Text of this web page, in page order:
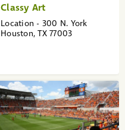
Classy Art
Location - 300 N. York
Houston, TX 77003